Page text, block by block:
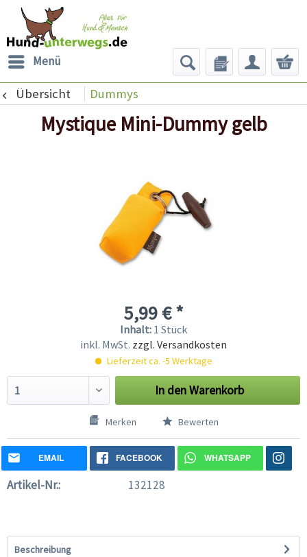
Menü
Übersicht Dummys
Mystique Mini-Dummy gelb
5,99 € *
Inhalt: 1 Stück
inkl. MwSt. zzgl. Versandkosten
Lieferzeit ca. -5 Werktage
In denWarenkorb
Merken Bewerten
EMAIL FACEBOOK WHATSAPP
Artikel-Nr.: 132128
Beschreibung